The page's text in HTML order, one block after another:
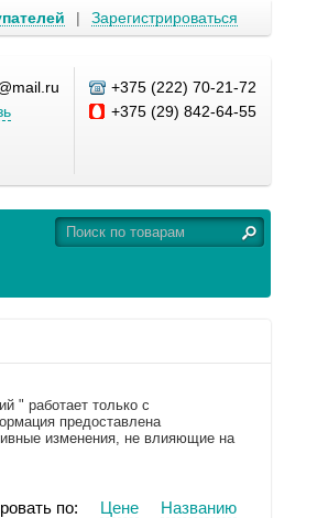
| Зарегистрироваться
+375 (222) 70-21-72
+375 (29) 842-64-55
" работает только с
предоставлена
изменения, не влияющие на
Названию
Цене
по: